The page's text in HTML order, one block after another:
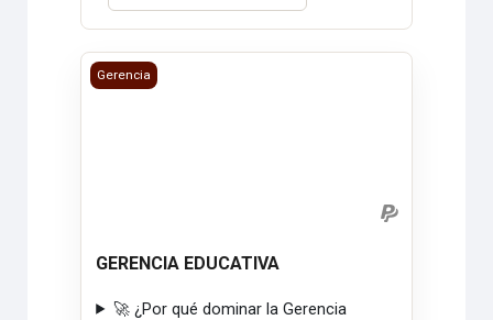
GERENCIA EDUCATIVA
Gerencia
GERENCIA EDUCATIVA
🚀 ¿Por qué dominar la Gerencia